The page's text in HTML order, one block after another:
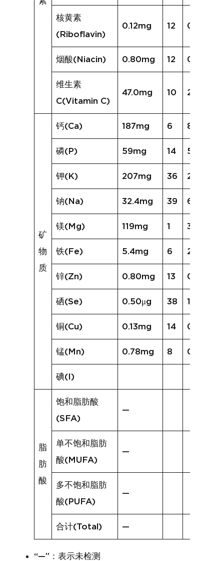
核黄素
(Riboflavin)
0.12mg 12 0.09mg
烟酸(Niacin) 0.80mg 12 0.62mg
维生素
C(Vitamin C)
47.0mg 10 25.0mg
矿
物
质
钙(Ca) 187mg 6 84mg
磷(P) 59mg 14 56mg
钾(K) 207mg 36 254mg
钠(Na) 32.4mg 39 66.0mg
镁(Mg) 119mg 1 32mg
铁(Fe) 5.4mg 6 2.4mg
锌(Zn) 0.80mg 13 0.74mg
硒(Se) 0.50μg 38 1.07μg
铜(Cu) 0.13mg 14 0.17mg
锰(Mn) 0.78mg 8 0.54mg
碘(I)
脂
肪
酸
饱和脂肪酸
(SFA)
—
单不饱和脂肪
酸(MUFA)
—
多不饱和脂肪
酸(PUFA)
—
合计(Total) —
“—”：表示未检测